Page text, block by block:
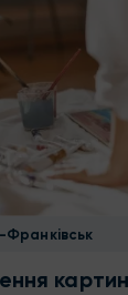
Франківськ